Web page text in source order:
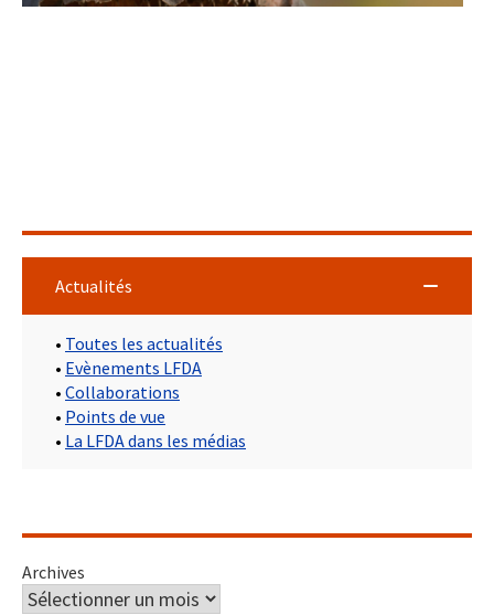
Actualités
• Toutes les actualités
• Evènements LFDA
• Collaborations
• Points de vue
• La LFDA dans les médias
Archives